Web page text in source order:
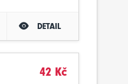
DETAIL
42 Kč